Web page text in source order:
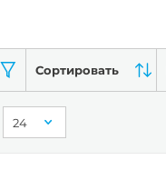
Сортировать